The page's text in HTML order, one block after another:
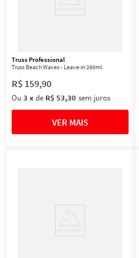
Truss Professional
Truss Beach Waves - Leave-in 260ml
R$ 159,90
Ou 3 xde R$ 53,30 sem juros